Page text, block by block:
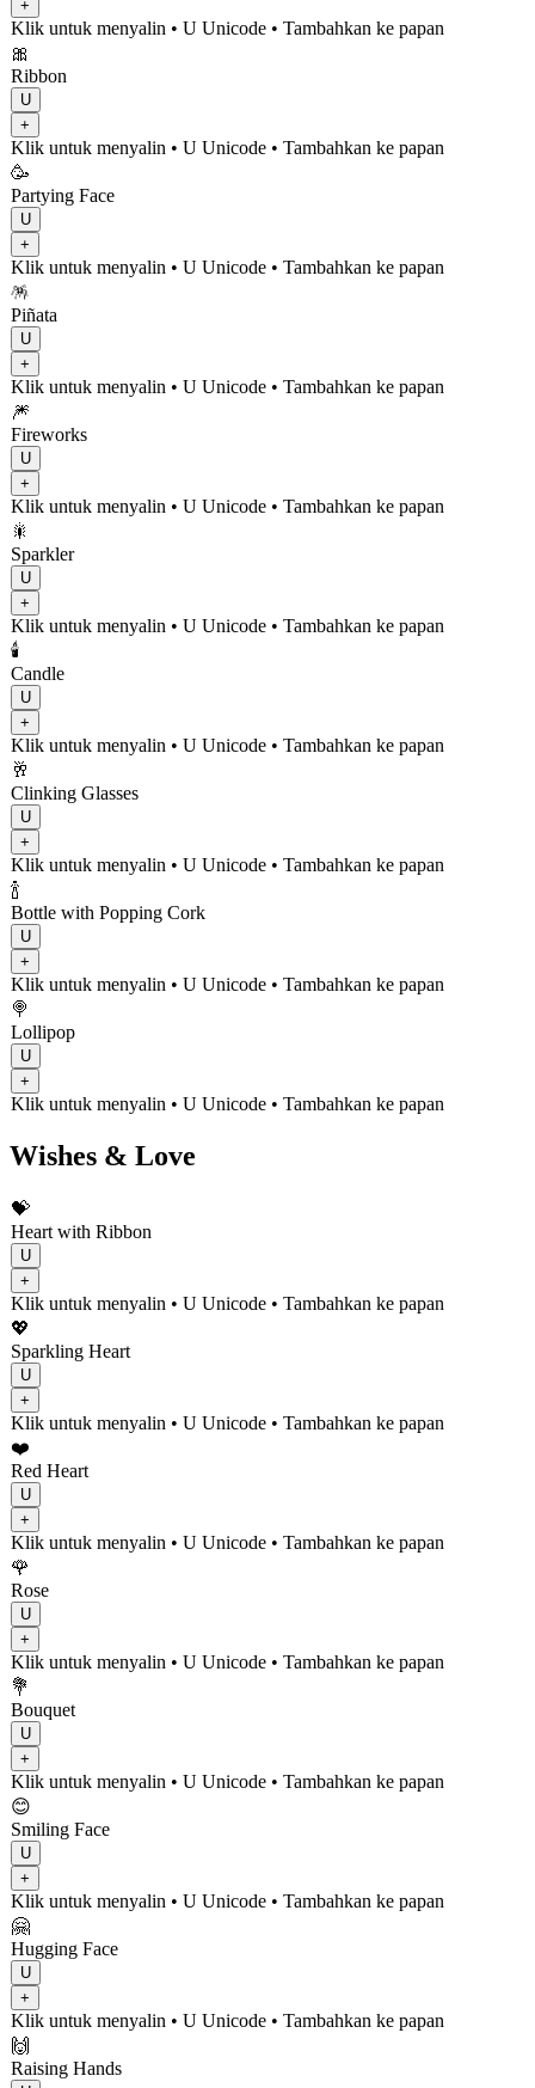
+
Klik untuk menyalin • U Unicode • Tambahkan ke papan
🎀
Ribbon
U
+
Klik untuk menyalin • U Unicode • Tambahkan ke papan
🥳
Partying Face
U
+
Klik untuk menyalin • U Unicode • Tambahkan ke papan
🪅
Piñata
U
+
Klik untuk menyalin • U Unicode • Tambahkan ke papan
🎆
Fireworks
U
+
Klik untuk menyalin • U Unicode • Tambahkan ke papan
🎇
Sparkler
U
+
Klik untuk menyalin • U Unicode • Tambahkan ke papan
🕯️
Candle
U
+
Klik untuk menyalin • U Unicode • Tambahkan ke papan
🥂
Clinking Glasses
U
+
Klik untuk menyalin • U Unicode • Tambahkan ke papan
🍾
Bottle with Popping Cork
U
+
Klik untuk menyalin • U Unicode • Tambahkan ke papan
🍭
Lollipop
U
+
Klik untuk menyalin • U Unicode • Tambahkan ke papan
Wishes & Love
💝
Heart with Ribbon
U
+
Klik untuk menyalin • U Unicode • Tambahkan ke papan
💖
Sparkling Heart
U
+
Klik untuk menyalin • U Unicode • Tambahkan ke papan
❤️
Red Heart
U
+
Klik untuk menyalin • U Unicode • Tambahkan ke papan
🌹
Rose
U
+
Klik untuk menyalin • U Unicode • Tambahkan ke papan
💐
Bouquet
U
+
Klik untuk menyalin • U Unicode • Tambahkan ke papan
😊
Smiling Face
U
+
Klik untuk menyalin • U Unicode • Tambahkan ke papan
🤗
Hugging Face
U
+
Klik untuk menyalin • U Unicode • Tambahkan ke papan
🙌
Raising Hands